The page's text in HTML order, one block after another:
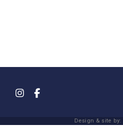
Design & site by: